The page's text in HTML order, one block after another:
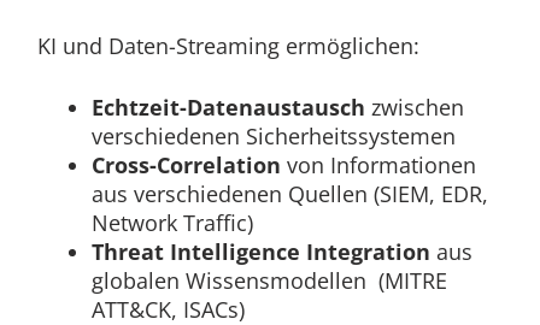
KI und Daten-Streaming ermöglichen:
Echtzeit-Datenaustausch zwischen
verschiedenen Sicherheitssystemen
Cross-Correlation von Informationen
aus verschiedenen Quellen (SIEM, EDR,
Network Traffic)
Threat Intelligence Integration aus
globalen Wissensmodellen (MITRE
ATT&CK, ISACs)